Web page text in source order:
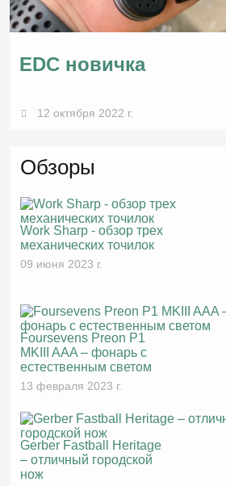
EDC новичка
12 октября 2022 г.
Обзоры
Work Sharp - обзор трех
механических точилок
09 июня 2023 г.
Foursevens Preon P1
MKIII AAA – фонарь с
естественным светом
13 февраля 2023 г.
Gerber Fastball Heritage
– отличный городской
нож